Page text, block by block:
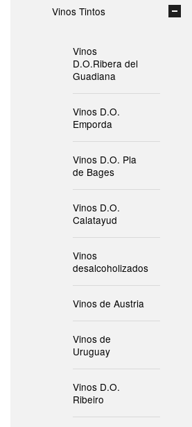
Vinos Tintos
Vinos
D.O.Ribera del
Guadiana
Vinos D.O.
Emporda
Vinos D.O. Pla
de Bages
Vinos D.O.
Calatayud
Vinos
desalcoholizados
Vinos de Austria
Vinos de
Uruguay
Vinos D.O.
Ribeiro